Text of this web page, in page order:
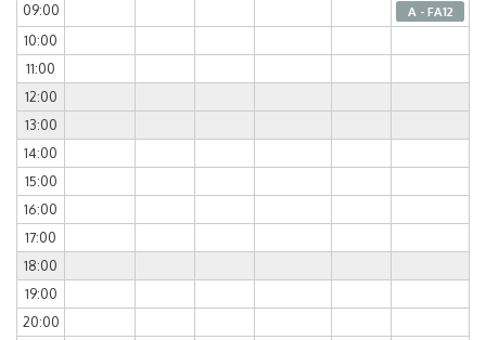
09:00
A - FA12
10:00
11:00
12:00
13:00
14:00
15:00
16:00
17:00
18:00
19:00
20:00